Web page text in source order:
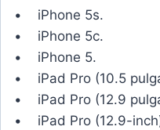
• iPhone 5s.
• iPhone 5c.
• iPhone 5.
• iPad Pro (10.5
• iPad Pro (12.9
• iPad Pro (12.9-